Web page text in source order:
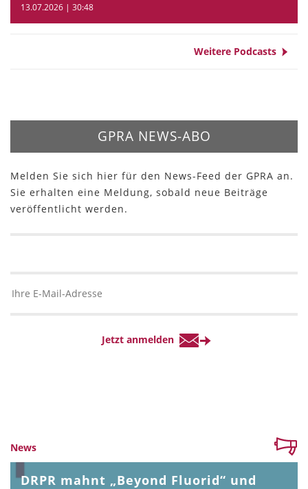
13.07.2026 | 30:48
Weitere Podcasts
GPRA NEWS-ABO
Melden Sie sich hier für den News-Feed der GPRA an.
Sie erhalten eine Meldung, sobald neue Beiträge
veröffentlicht werden.
News
DRPR mahnt „Beyond Fluorid“ und